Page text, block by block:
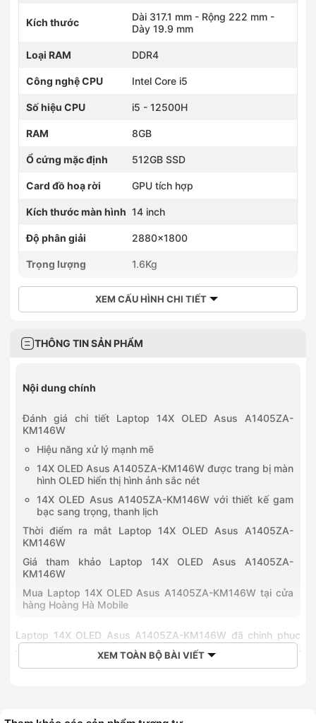
Kích thước
Dài 317.1 mm - Rộng 222 mm -
Dày 19.9 mm
Loại RAM DDR4
Công nghệ CPU Intel Core i5
Số hiệu CPU i5 - 12500H
RAM 8GB
Ổ cứng mặc định 512GB SSD
Card đồ hoạ rời GPU tích hợp
Kích thước màn hình 14 inch
Độ phân giải 2880x1800
Trọng lượng 1.6Kg
XEM CẤU HÌNH CHI TIẾT
THÔNG TIN SẢN PHẨM
Nội dung chính
Đánh giá chi tiết Laptop 14X OLED Asus A1405ZA-
KM146W
Hiệu năng xử lý mạnh mẽ
14X OLED Asus A1405ZA-KM146W được trang bị màn
hình OLED hiển thị hình ảnh sắc nét
14X OLED Asus A1405ZA-KM146W với thiết kế gam
bạc sang trọng, thanh lịch
Thời điểm ra mắt Laptop 14X OLED Asus A1405ZA-
KM146W
Giá tham khảo Laptop 14X OLED Asus A1405ZA-
KM146W
Mua Laptop 14X OLED Asus A1405ZA-KM146W tại cửa
hàng Hoàng Hà Mobile
Laptop 14X OLED Asus A1405ZA-KM146W đã chinh phục
các bạn học sinh, sinh viên nhờ vào các tính năng vượt trội
như card màn hình VGA onboard - Intel UHD Graphics hay bộ
XEM TOÀN BỘ BÀI VIẾT